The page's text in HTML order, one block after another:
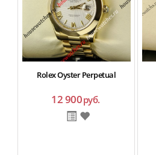
Rolex Oyster Perpetual
12 900руб.